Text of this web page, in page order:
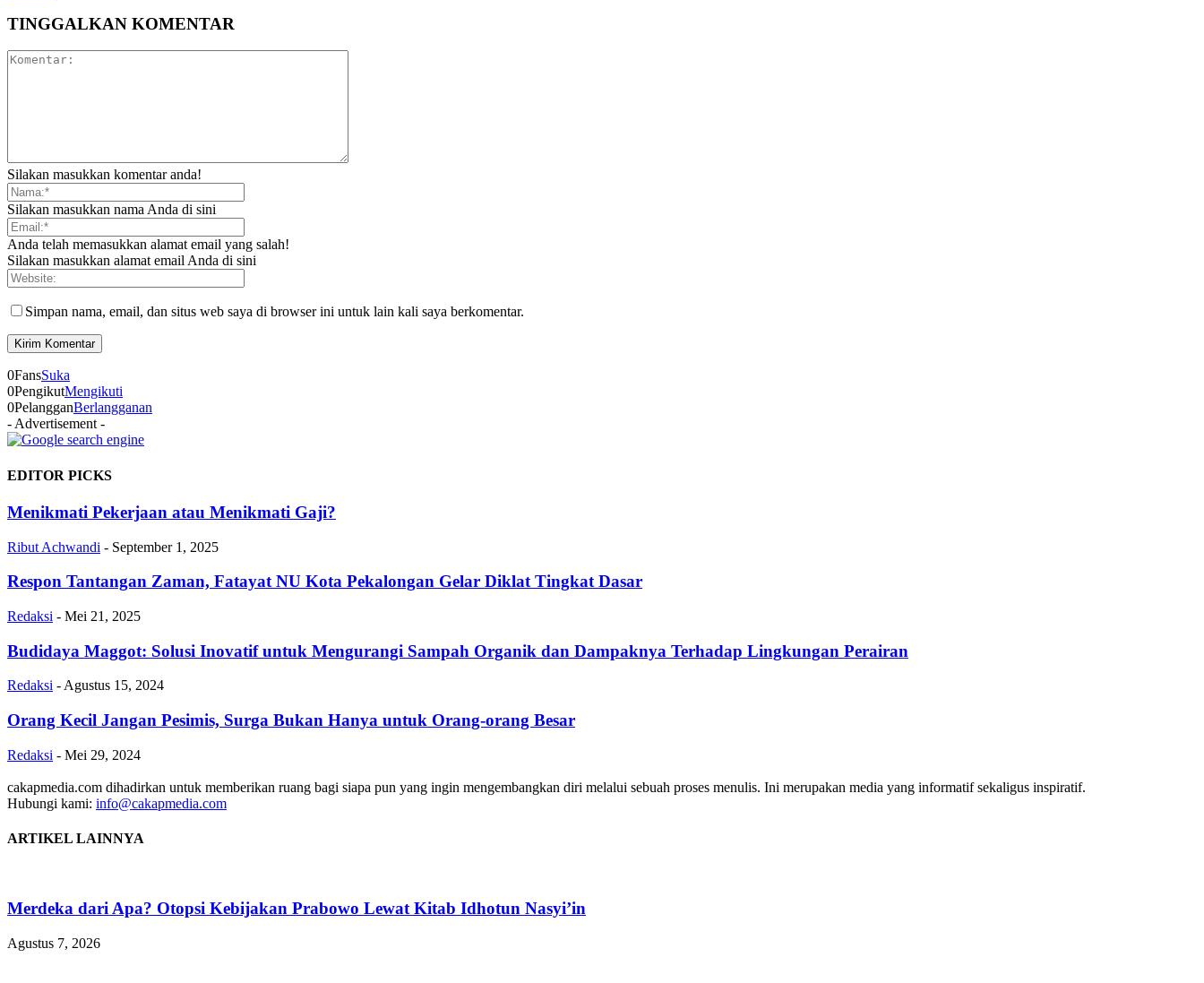
TINGGALKAN KOMENTAR
Silakan masukkan komentar anda!
Silakan masukkan nama Anda di sini
Anda telah memasukkan alamat email yang salah!
Silakan masukkan alamat email Anda di sini
Simpan nama, email, dan situs web saya di browser ini untuk lain kali saya berkomentar.
0FansSuka
0PengikutMengikuti
0PelangganBerlangganan
- Advertisement -
EDITOR PICKS
Menikmati Pekerjaan atau Menikmati Gaji?
Ribut Achwandi - September 1, 2025
Respon Tantangan Zaman, Fatayat NU Kota Pekalongan Gelar Diklat Tingkat Dasar
Redaksi - Mei 21, 2025
Budidaya Maggot: Solusi Inovatif untuk Mengurangi Sampah Organik dan Dampaknya Terhadap Lingkungan Perairan
Redaksi - Agustus 15, 2024
Orang Kecil Jangan Pesimis, Surga Bukan Hanya untuk Orang-orang Besar
Redaksi - Mei 29, 2024
cakapmedia.com dihadirkan untuk memberikan ruang bagi siapa pun yang ingin mengembangkan diri melalui sebuah proses menulis. Ini merupakan media yang informatif sekaligus inspiratif.
Hubungi kami: info@cakapmedia.com
ARTIKEL LAINNYA
Merdeka dari Apa? Otopsi Kebijakan Prabowo Lewat Kitab Idhotun Nasyi’in
Agustus 7, 2026